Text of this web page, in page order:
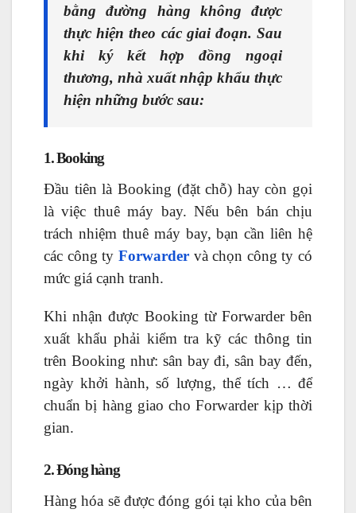
bằng đường hàng không được
thực hiện theo các giai đoạn. Sau
khi ký kết hợp đồng ngoại
thương, nhà xuất nhập khẩu thực
hiện những bước sau:
1. Booking
Đầu tiên là Booking (đặt chỗ) hay còn gọi
là việc thuê máy bay. Nếu bên bán chịu
trách nhiệm thuê máy bay, bạn cần liên hệ
các công ty Forwardervà chọn công ty có
mức giá cạnh tranh.
Khi nhận được Booking từ Forwarder bên
xuất khẩu phải kiểm tra kỹ các thông tin
trên Booking như: sân bay đi, sân bay đến,
ngày khởi hành, số lượng, thể tích … để
chuẩn bị hàng giao cho Forwarder kịp thời
gian.
2. Đóng hàng
Hàng hóa sẽ được đóng gói tại kho của bên